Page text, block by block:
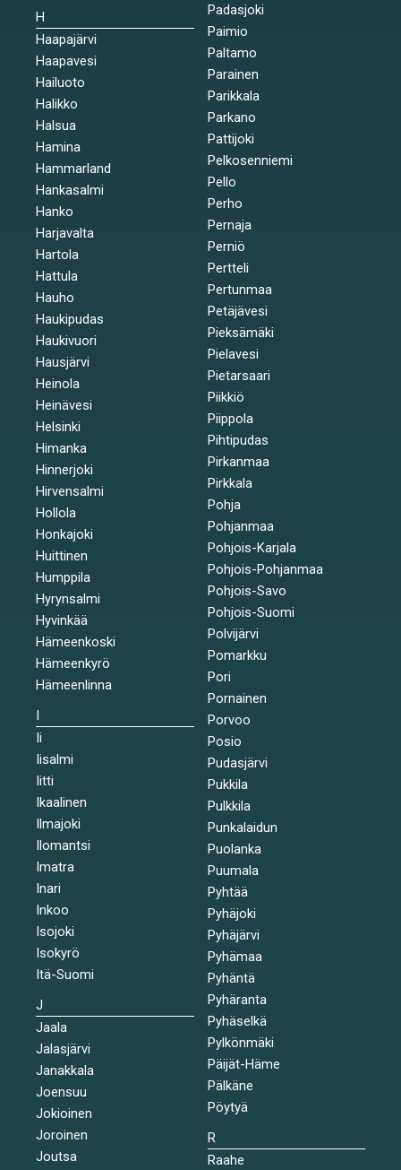
H
Haapajärvi
Haapavesi
Hailuoto
Halikko
Halsua
Hamina
Hammarland
Hankasalmi
Hanko
Harjavalta
Hartola
Hattula
Hauho
Haukipudas
Haukivuori
Hausjärvi
Heinola
Heinävesi
Helsinki
Himanka
Hinnerjoki
Hirvensalmi
Hollola
Honkajoki
Huittinen
Humppila
Hyrynsalmi
Hyvinkää
Hämeenkoski
Hämeenkyrö
Hämeenlinna
I
Ii
Iisalmi
Iitti
Ikaalinen
Ilmajoki
Ilomantsi
Imatra
Inari
Inkoo
Isojoki
Isokyrö
Itä-Suomi
J
Jaala
Jalasjärvi
Janakkala
Joensuu
Jokioinen
Joroinen
Joutsa
Padasjoki
Paimio
Paltamo
Parainen
Parikkala
Parkano
Pattijoki
Pelkosenniemi
Pello
Perho
Pernaja
Perniö
Pertteli
Pertunmaa
Petäjävesi
Pieksämäki
Pielavesi
Pietarsaari
Piikkiö
Piippola
Pihtipudas
Pirkanmaa
Pirkkala
Pohja
Pohjanmaa
Pohjois-Karjala
Pohjois-Pohjanmaa
Pohjois-Savo
Pohjois-Suomi
Polvijärvi
Pomarkku
Pori
Pornainen
Porvoo
Posio
Pudasjärvi
Pukkila
Pulkkila
Punkalaidun
Puolanka
Puumala
Pyhtää
Pyhäjoki
Pyhäjärvi
Pyhämaa
Pyhäntä
Pyhäranta
Pyhäselkä
Pylkönmäki
Päijät-Häme
Pälkäne
Pöytyä
R
Raahe